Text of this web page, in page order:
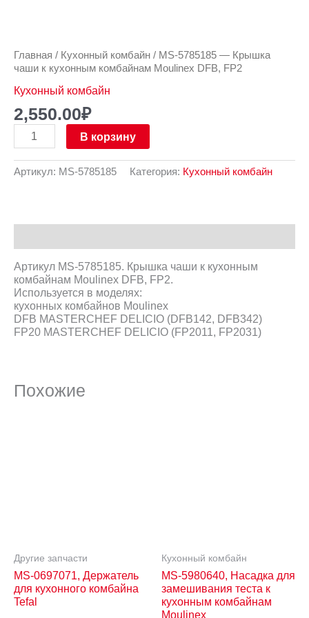
Главная / Кухонный комбайн / MS-5785185 — Крышка
чаши к кухонным комбайнам Moulinex DFB, FP2
Кухонный комбайн
2,550.00₽
В корзину
Артикул: MS-5785185 Категория: Кухонный комбайн
Артикул MS-5785185. Крышка чаши к кухонным
комбайнам Moulinex DFB, FP2.
Используется в моделях:
кухонных комбайнов Moulinex
DFB MASTERCHEF DELICIO (DFB142, DFB342)
FP20 MASTERCHEF DELICIO (FP2011, FP2031)
Похожие
Другие запчасти
MS-0697071, Держатель
для кухонного комбайна
Tefal
Кухонный комбайн
MS-5980640, Насадка для
замешивания теста к
кухонным комбайнам
Moulinex